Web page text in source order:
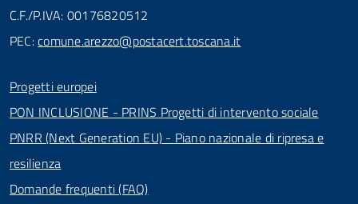
C.F./P.IVA: 00176820512
PEC:comune.arezzo@postacert.toscana.it
Progetti europei
PON INCLUSIONE - PRINS Progetti di intervento sociale
PNRR (Next Generation EU) - Piano nazionale di ripresa e
resilienza
Domande frequenti (FAQ)